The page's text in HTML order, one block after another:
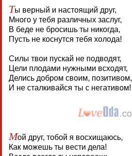
Ты верный и настоящий друг,
Много у тебя различных заслуг,
В беде не бросишь ты никогда,
Пусть не коснутся тебя холода!
Силы твои пускай не подводят,
Цели плодами нужными всходят,
Делись добром своим, позитивом,
И не сталкивайся ты с негативом!
Мой друг, тобой я восхищаюсь,
Как можешь ты вести дела!